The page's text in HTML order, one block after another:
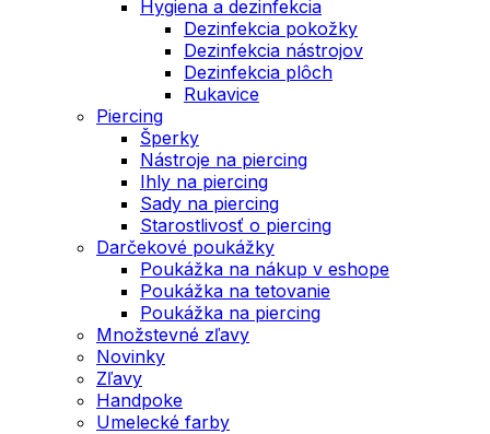
Hygiena a dezinfekcia
Dezinfekcia pokožky
Dezinfekcia nástrojov
Dezinfekcia plôch
Rukavice
Piercing
Šperky
Nástroje na piercing
Ihly na piercing
Sady na piercing
Starostlivosť o piercing
Darčekové poukážky
Poukážka na nákup v eshope
Poukážka na tetovanie
Poukážka na piercing
Množstevné zľavy
Novinky
Zľavy
Handpoke
Umelecké farby